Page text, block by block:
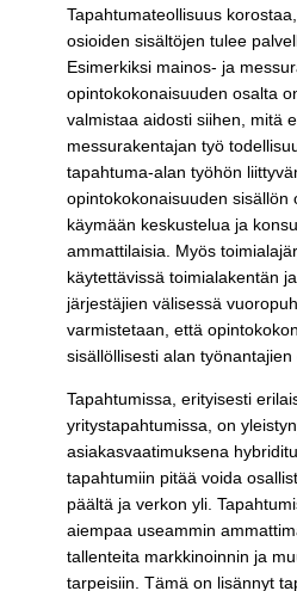
Tapahtumateollisuus
osioiden sisältöjen tulee
Esimerkiksi mainos- ja
opintokokonaisuuden osalta
valmistaa aidosti siihen, mitä
messurakentajan työ
tapahtuma-alan työhön
opintokokonaisuuden sisällön
käymään keskustelua ja
ammattilaisia. Myös
käytettävissä toimialakentän
järjestäjien välisessä
varmistetaan, että
sisällöllisesti alan työnantajien
Tapahtumissa, erityisesti
yritystapahtumissa, on
asiakasvaatimuksena
tapahtumiin pitää voida
päältä ja verkon yli.
aiempaa useammin
tallenteita markkinoinnin ja
tarpeisiin. Tämä on lisännyt